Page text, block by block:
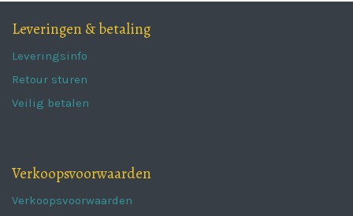
Leveringen & betaling
Leveringsinfo
Retour sturen
Veilig betalen
Verkoopsvoorwaarden
Verkoopsvoorwaarden